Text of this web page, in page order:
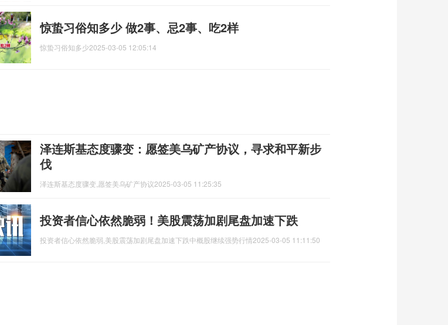
惊蛰习俗知多少 做2事、忌2事、吃2样
惊蛰习俗知多少2025-03-05 12:05:14
泽连斯基态度骤变：愿签美乌矿产协议，寻求和平新步
伐
泽连斯基态度骤变,愿签美乌矿产协议2025-03-05 11:25:35
投资者信心依然脆弱！美股震荡加剧尾盘加速下跌
投资者信心依然脆弱,美股震荡加剧尾盘加速下跌中概股继续强势行情2025-03-05 11:11:50